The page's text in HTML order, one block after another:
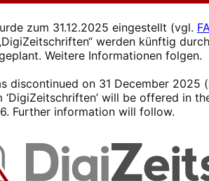
zum 31.12.2025 eingestellt (vgl.
werden künftig
Weitere Informationen folgen.
discontinued on 31 December 2025
will be offered in
Further information will follow.